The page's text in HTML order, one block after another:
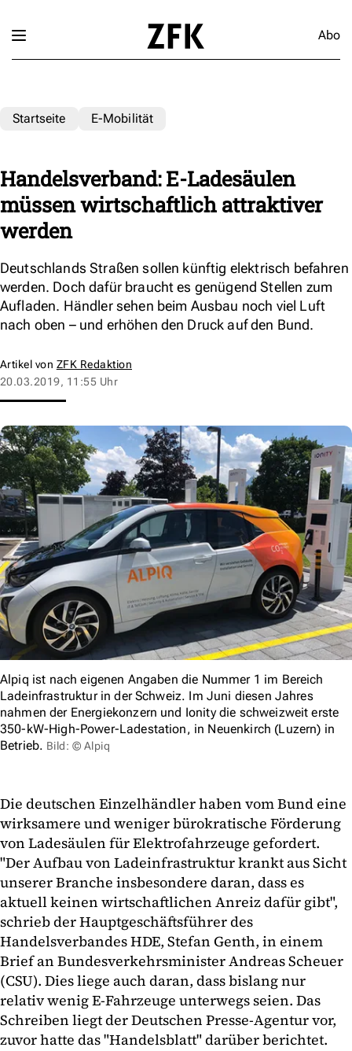
Abo
Startseite E-Mobilität
Handelsverband: E-Ladesäulen
müssen wirtschaftlich attraktiver
werden
Deutschlands Straßen sollen künftig elektrisch befahren
werden. Doch dafür braucht es genügend Stellen zum
Aufladen. Händler sehen beim Ausbau noch viel Luft
nach oben – und erhöhen den Druck auf den Bund.
Artikel von ZFK Redaktion
20.03.2019, 11:55 Uhr
Alpiq ist nach eigenen Angaben die Nummer 1 im Bereich
Ladeinfrastruktur in der Schweiz. Im Juni diesen Jahres
nahmen der Energiekonzern und Ionity die schweizweit erste
350-kW-High-Power-Ladestation, in Neuenkirch (Luzern) in
Betrieb. Bild: © Alpiq
Die deutschen Einzelhändler haben vom Bund eine
wirksamere und weniger bürokratische Förderung
von Ladesäulen für Elektrofahrzeuge gefordert.
"Der Aufbau von Ladeinfrastruktur krankt aus Sicht
unserer Branche insbesondere daran, dass es
aktuell keinen wirtschaftlichen Anreiz dafür gibt",
schrieb der Hauptgeschäftsführer des
Handelsverbandes HDE, Stefan Genth, in einem
Brief an Bundesverkehrsminister Andreas Scheuer
(CSU). Dies liege auch daran, dass bislang nur
relativ wenig E-Fahrzeuge unterwegs seien. Das
Schreiben liegt der Deutschen Presse-Agentur vor,
zuvor hatte das "Handelsblatt" darüber berichtet.